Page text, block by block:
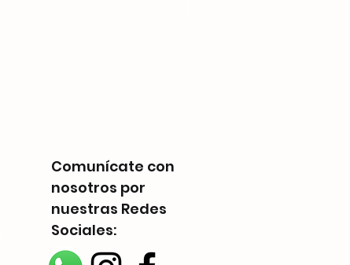
Comunícate con
nosotros por
nuestras Redes
Sociales: